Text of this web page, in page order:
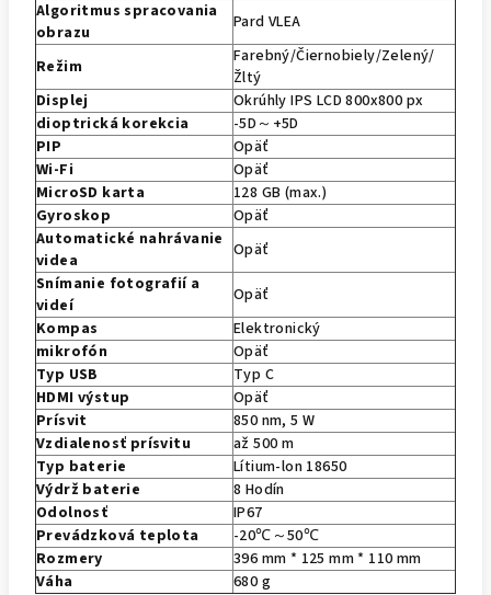
Algoritmus spracovania
obrazu
Pard VLEA
Režim
Farebný/Čiernobiely/Zelený/
Žltý
Displej
Okrúhly IPS LCD 800x800 px
dioptrická korekcia
-5D～+5D
PIP
Opäť
Wi-Fi
Opäť
MicroSD karta
128 GB (max.)
Gyroskop
Opäť
Automatické nahrávanie
videa
Opäť
Snímanie fotografií a
videí
Opäť
Kompas
Elektronický
mikrofón
Opäť
Typ USB
Typ C
HDMI výstup
Opäť
Prísvit
850 nm, 5 W
Vzdialenosť prísvitu
až 500 m
Typ baterie
Lítium-lon 18650
Výdrž baterie
8 Hodín
Odolnosť
IP67
Prevádzková teplota
-20℃～50℃
Rozmery
396 mm * 125 mm * 110 mm
Váha
680 g